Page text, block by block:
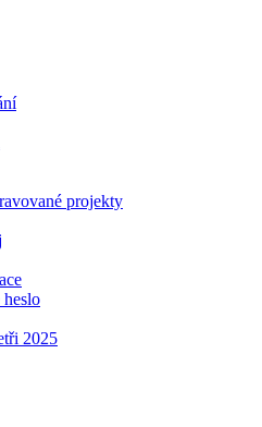
projekty
heslo
2025